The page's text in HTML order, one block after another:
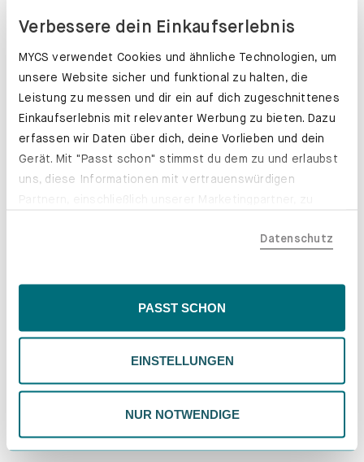
Verbessere dein Einkaufserlebnis
MYCS verwendet Cookies und ähnliche Technologien, um
unsere Website sicher und funktional zu halten, die
Leistung zu messen und dir ein auf dich zugeschnittenes
Einkaufserlebnis mit relevanter Werbung zu bieten. Dazu
erfassen wir Daten über dich, deine Vorlieben und dein
Gerät. Mit "Passt schon" stimmst du dem zu und erlaubst
uns, diese Informationen mit vertrauenswürdigen
der EU, beispielsweise in den USA, verarbeitet werden
Inhalte eingeschränkt sein könnten. Wähle
deiner Präferenzen. Du kannst deine Wahl jederzeit
ändern. Weitere Informationen findest du in unserer
Datenschutzrichtlinie.
Datenschutz
PASST SCHON
EINSTELLUNGEN
NUR NOTWENDIGE
Schubladenkästen. Stabil mit Stil.
Erfahre mehr